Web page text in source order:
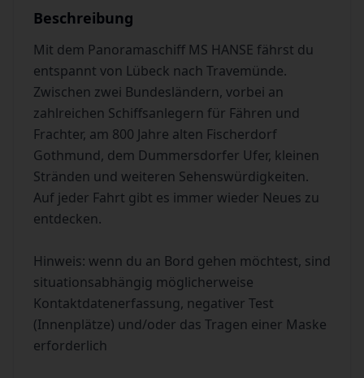
Beschreibung
Mit dem Panoramaschiff MS HANSE fährst du
entspannt von Lübeck nach Travemünde.
Zwischen zwei Bundesländern, vorbei an
zahlreichen Schiffsanlegern für Fähren und
Frachter, am 800 Jahre alten Fischerdorf
Gothmund, dem Dummersdorfer Ufer, kleinen
Stränden und weiteren Sehenswürdigkeiten.
Auf jeder Fahrt gibt es immer wieder Neues zu
entdecken.
Hinweis: wenn du an Bord gehen möchtest, sind
situationsabhängig möglicherweise
Kontaktdatenerfassung, negativer Test
(Innenplätze) und/oder das Tragen einer Maske
erforderlich